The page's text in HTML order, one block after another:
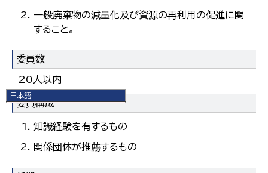
日本語
日本語
한국어
简体中文
繁體中文
一般廃棄物の減量化及び資源の再利用の促進に関
すること。
委員数
20人以内
委員構成
知識経験を有するもの
関係団体が推薦するもの